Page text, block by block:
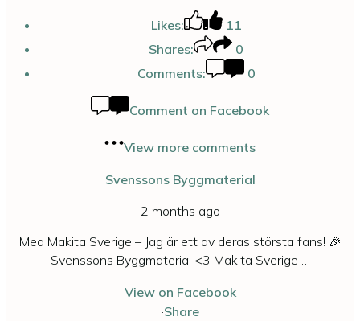
Likes:
11
Shares:
0
Comments:
0
Comment on Facebook
View more comments
Svenssons Byggmaterial
2 months ago
Med Makita Sverige – Jag är ett av deras största fans! 🎉
Svenssons Byggmaterial <3 Makita Sverige …
View on Facebook
·Share